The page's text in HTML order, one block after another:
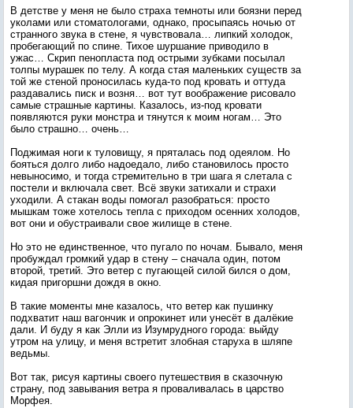
В детстве у меня не было страха темноты или боязни перед
уколами или стоматологами, однако, просыпаясь ночью от
странного звука в стене, я чувствовала… липкий холодок,
пробегающий по спине. Тихое шуршание приводило в
ужас… Скрип пенопласта под острыми зубками посылал
толпы мурашек по телу. А когда стая маленьких существ за
той же стеной проносилась куда-то под кровать и оттуда
раздавались писк и возня… вот тут воображение рисовало
самые страшные картины. Казалось, из-под кровати
появляются руки монстра и тянутся к моим ногам… Это
было страшно… очень…
Поджимая ноги к туловищу, я пряталась под одеялом. Но
бояться долго либо надоедало, либо становилось просто
невыносимо, и тогда стремительно в три шага я слетала с
постели и включала свет. Всё звуки затихали и страхи
уходили. А стакан воды помогал разобраться: просто
мышкам тоже хотелось тепла с приходом осенних холодов,
вот они и обустраивали свое жилище в стене.
Но это не единственное, что пугало по ночам. Бывало, меня
пробуждал громкий удар в стену – сначала один, потом
второй, третий. Это ветер с пугающей силой бился о дом,
кидая пригоршни дождя в окно.
В такие моменты мне казалось, что ветер как пушинку
подхватит наш вагончик и опрокинет или унесёт в далёкие
дали. И буду я как Элли из Изумрудного города: выйду
утром на улицу, и меня встретит злобная старуха в шляпе
ведьмы.
Вот так, рисуя картины своего путешествия в сказочную
страну, под завывания ветра я проваливалась в царство
Морфея.